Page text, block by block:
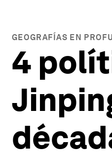
GEOGRAFÍAS EN
4